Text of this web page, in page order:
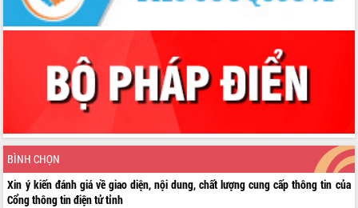
BÌNH CHỌN
Xin ý kiến đánh giá về giao diện, nội dung, chất lượng cung cấp thông tin của
Cổng thông tin điện tử tỉnh